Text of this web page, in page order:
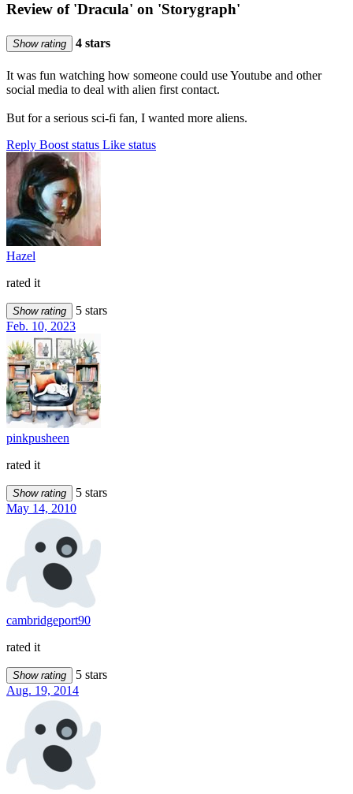
Review of 'Dracula' on 'Storygraph'
Show rating 4 stars
It was fun watching how someone could use Youtube and other
social media to deal with alien first contact.
But for a serious sci-fi fan, I wanted more aliens.
Reply Boost status Like status
Hazel
rated it
Show rating
5 stars
Feb. 10, 2023
pinkpusheen
rated it
Show rating
5 stars
May 14, 2010
cambridgeport90
rated it
Show rating
5 stars
Aug. 19, 2014